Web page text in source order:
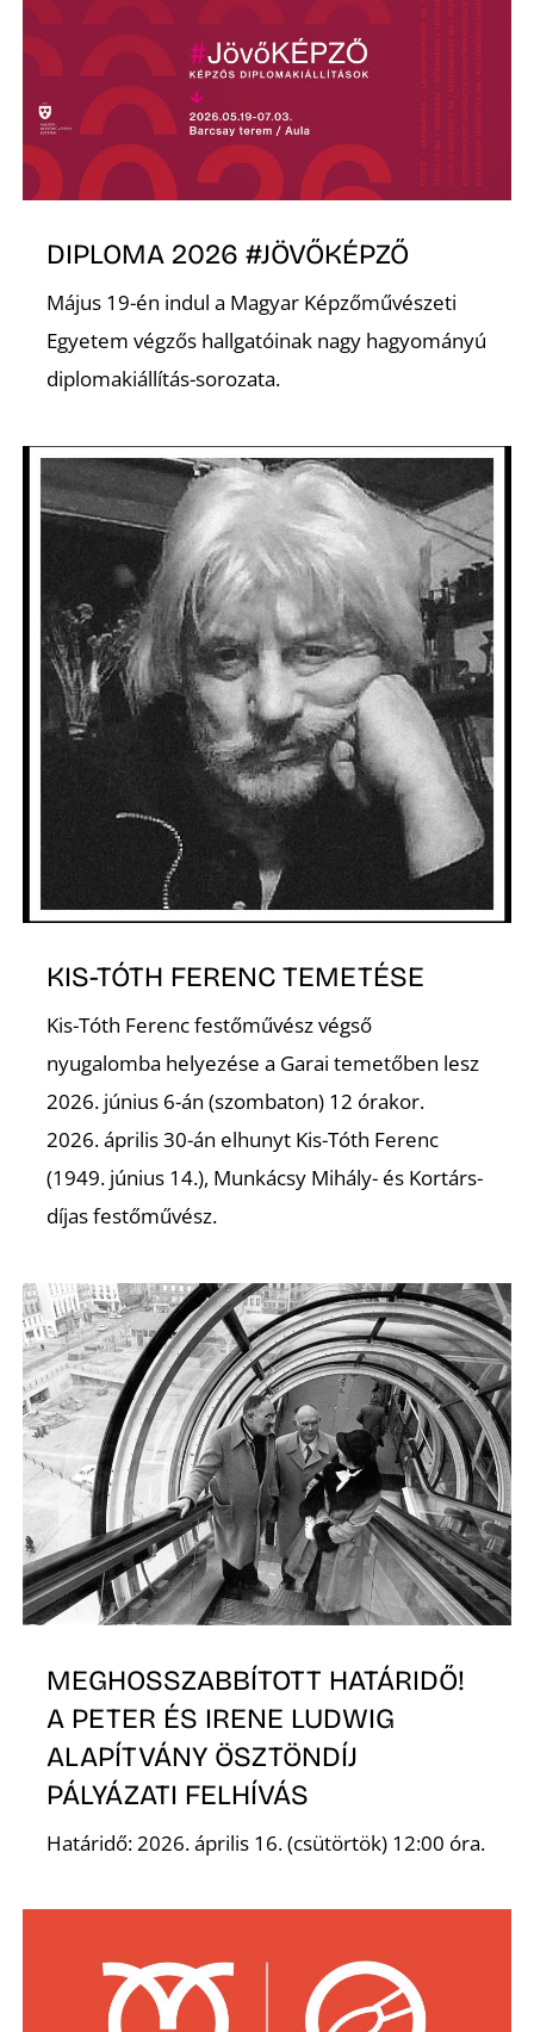
DIPLOMA 2026 #JÖVŐKÉPZŐ
Május 19-én indul a Magyar Képzőművészeti
Egyetem végzős hallgatóinak nagy hagyományú
diplomakiállítás-sorozata.
KIS-TÓTH FERENC TEMETÉSE
Kis-Tóth Ferenc festőművész végső
nyugalomba helyezése a Garai temetőben lesz
2026. június 6-án (szombaton) 12 órakor.
2026. április 30-án elhunyt Kis-Tóth Ferenc
(1949. június 14.), Munkácsy Mihály- és Kortárs-
díjas festőművész.
MEGHOSSZABBÍTOTT HATÁRIDŐ!
A PETER ÉS IRENE LUDWIG
ALAPÍTVÁNY ÖSZTÖNDÍJ
PÁLYÁZATI FELHÍVÁS
Határidő: 2026. április 16. (csütörtök) 12:00 óra.